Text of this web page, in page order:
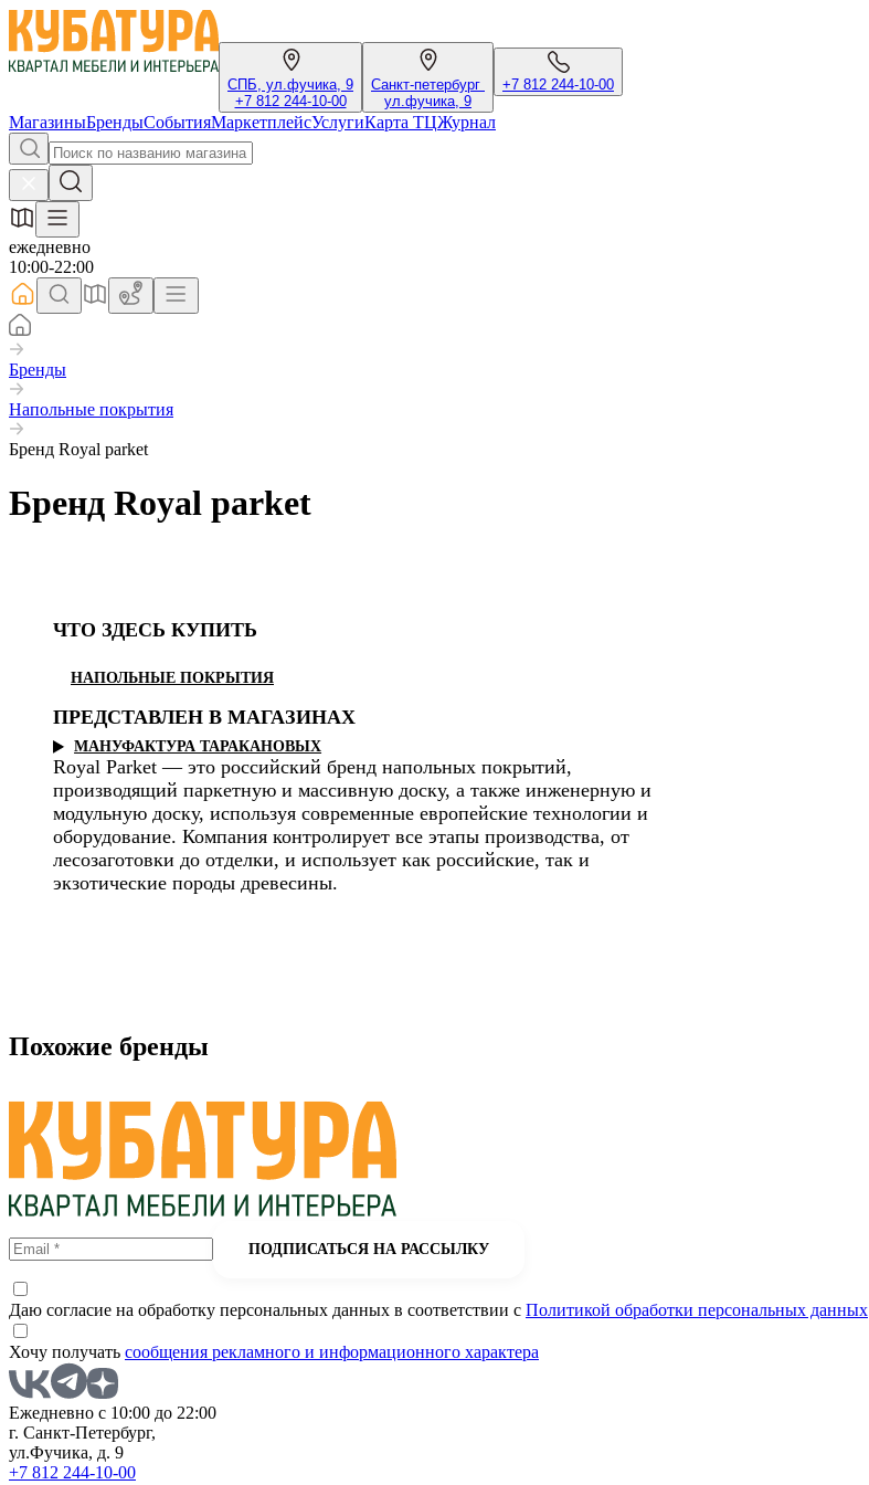
СПБ, ул.фучика, 9
+7 812 244-10-00
Санкт-петербург
ул.фучика, 9
+7 812 244-10-00
МагазиныБрендыСобытияМаркетплейсУслугиКарта ТЦЖурнал
ежедневно
10:00-22:00
Бренды
Напольные покрытия
Бренд Royal parket
Бренд Royal parket
ЧТО ЗДЕСЬ КУПИТЬ
НАПОЛЬНЫЕ ПОКРЫТИЯ
ПРЕДСТАВЛЕН В МАГАЗИНАХ
МАНУФАКТУРА ТАРАКАНОВЫХ
Royal Parket — это российский бренд напольных покрытий,
производящий паркетную и массивную доску, а также инженерную и
модульную доску, используя современные европейские технологии и
оборудование. Компания контролирует все этапы производства, от
лесозаготовки до отделки, и использует как российские, так и
экзотические породы древесины.
Похожие бренды
ПОДПИСАТЬСЯ НА РАССЫЛКУ
Даю согласие на обработку персональных данных в соответствии с Политикой обработки персональных данных
Хочу получать сообщения рекламного и информационного характера
Ежедневно с 10:00 до 22:00
г. Санкт-Петербург,
ул.Фучика, д. 9
+7 812 244-10-00